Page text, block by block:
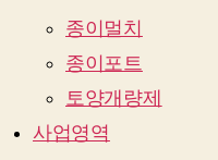
종이멀치
종이포트
토양개량제
사업영역